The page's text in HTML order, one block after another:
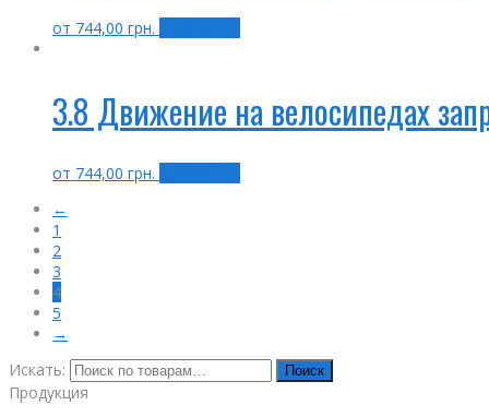
от 744,00 грн.
3.8 Движение на велосипедах
от 744,00 грн.
←
1
2
3
4
5
→
Искать:
Поиск
Продукция